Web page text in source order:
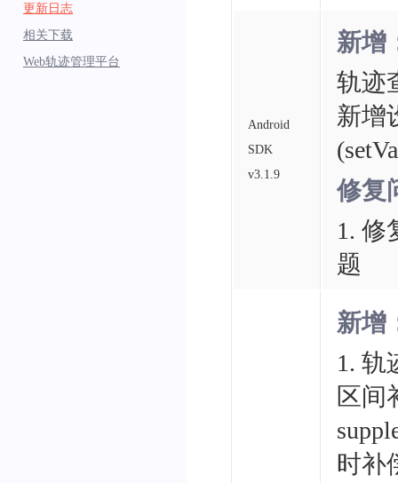
更新日志
相关下载
Web轨迹管理平台
Android
SDK
v3.1.9
新增
轨迹
新增
修复
1. 修
题
新增
1. 轨
区间
时补